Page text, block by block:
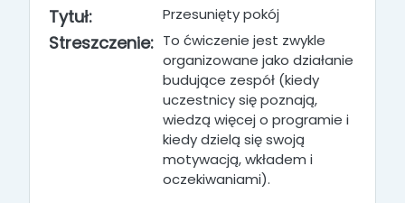
Tytuł: Przesunięty pokój
Streszczenie: To ćwiczenie jest zwykle
organizowane jako działanie
budujące zespół (kiedy
uczestnicy się poznają,
wiedzą więcej o programie i
kiedy dzielą się swoją
motywacją, wkładem i
oczekiwaniami).